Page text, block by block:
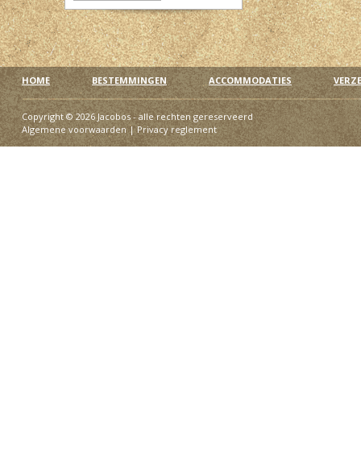
HOME BESTEMMINGEN ACCOMMODATIES
Copyright © 2026 Jacobos - alle rechten gereserveerd
Algemene voorwaarden|Privacy reglement